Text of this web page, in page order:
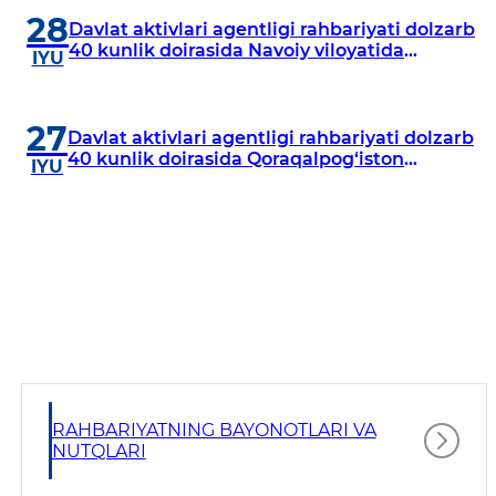
28
IYU
Davlat aktivlari agentligi rahbariyati dolzarb
40 kunlik doirasida Navoiy viloyatida
27
IYU
Davlat aktivlari agentligi rahbariyati dolzarb
40 kunlik doirasida Qoraqalpog‘iston
RAHBARIYATNING BAYONOTLARI VA
NUTQLARI